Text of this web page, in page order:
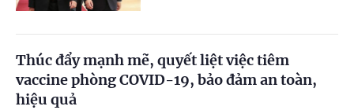
Thúc đẩy mạnh mẽ, quyết liệt việc tiêm
vaccine phòng COVID-19, bảo đảm an toàn,
hiệu quả